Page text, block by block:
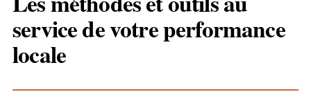
service de votre performance
locale